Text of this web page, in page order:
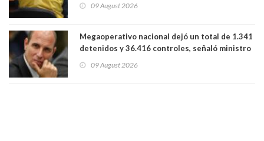
09 August 2026
Megaoperativo nacional dejó un total de 1.341
detenidos y 36.416 controles, señaló ministro
09 August 2026